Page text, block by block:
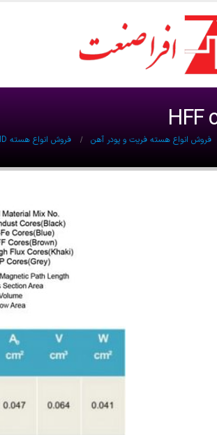
HFF
فروش انواع هسته فریت و پودر آهن فروش انواع هسته TOROID